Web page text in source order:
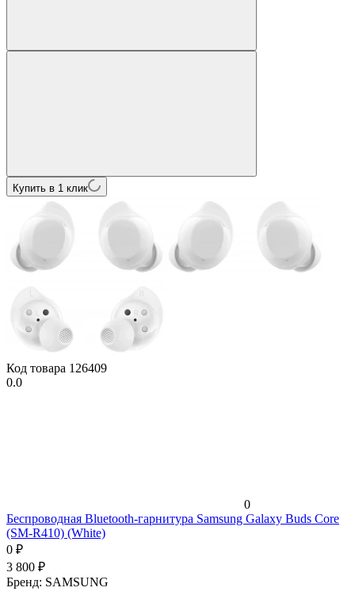
Купить в 1 клик
Код товара 126409
0.0
0
Беспроводная Bluetooth-гарнитура Samsung Galaxy Buds Core
(SM-R410) (White)
0 ₽
3 800 ₽
Бренд: SAMSUNG